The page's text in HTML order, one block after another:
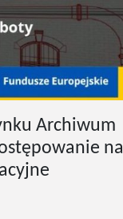
Archiwum
na